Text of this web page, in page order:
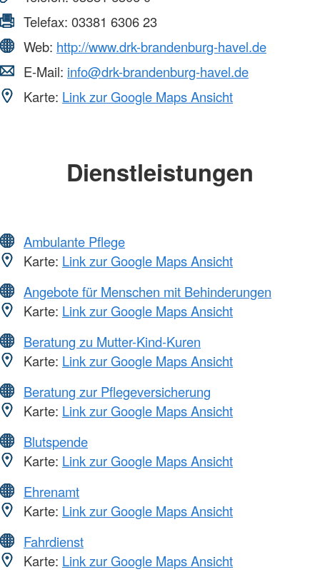
Telefax: 03381 6306 23
Web: http://www.drk-brandenburg-havel.de
E-Mail: info@drk-brandenburg-havel.de
Karte: Link zur Google Maps Ansicht
Dienstleistungen
Ambulante Pflege
Karte: Link zur Google Maps Ansicht
Angebote für Menschen mit Behinderungen
Karte: Link zur Google Maps Ansicht
Beratung zu Mutter-Kind-Kuren
Karte: Link zur Google Maps Ansicht
Beratung zur Pflegeversicherung
Karte: Link zur Google Maps Ansicht
Blutspende
Karte: Link zur Google Maps Ansicht
Ehrenamt
Karte: Link zur Google Maps Ansicht
Fahrdienst
Karte: Link zur Google Maps Ansicht